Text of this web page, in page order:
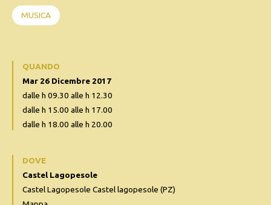
MUSICA
QUANDO
Mar 26 Dicembre 2017
dalle h 09.30 alle h 12.30
dalle h 15.00 alle h 17.00
dalle h 18.00 alle h 20.00
DOVE
Castel Lagopesole
Castel Lagopesole Castel lagopesole (PZ)